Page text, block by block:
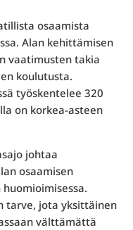
osaamista
Alan kehittämisen
vaatimusten takia
koulutusta.
työskentelee 320
on korkea-asteen
johtaa
osaamisen
tarve, jota yksittäinen
välttämättä